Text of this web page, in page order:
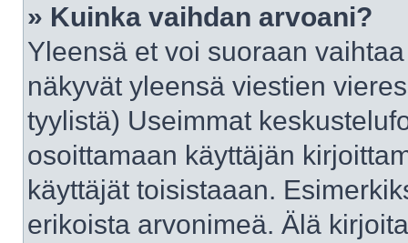
» Kuinka vaihdan arvoani?
Yleensä et voi suoraan
näkyvät yleensä viestien
tyylistä) Useimmat
osoittamaan käyttäjän
käyttäjät toisistaaan.
erikoista arvonimeä. Älä